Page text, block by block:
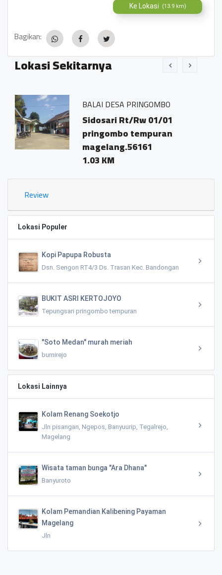
Ke Lokasi (13.9 km)
Bagikan:
Lokasi Sekitarnya
BALAI DESA PRINGOMBO
Sidosari Rt/Rw 01/01
pringombo tempuran
magelang.56161
1.03 KM
Review
Lokasi Populer
Kopi Papupa Robusta
Dsn. Sengon RT4/3 Ds. Trasan Kec. Bandongan
BUKIT ASRI KERTOJOYO
Tepungsari pringombo tempuran
"Soto Medan" murah meriah
bumirejo
Lokasi Lainnya
Kolam Renang Soekotjo
Jln pisangan, Ngepos, Banyuurip, Tegalrejo,
Magelang
Wisata taman bunga "Ara Dhana"
Banyuroto
Kolam Pemandian Kalibening Payaman
Magelang
Jln